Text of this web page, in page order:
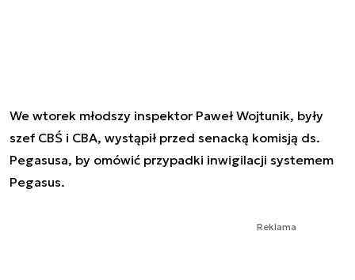
We wtorek młodszy inspektor Paweł Wojtunik, były
szef CBŚ i CBA, wystąpił przed senacką komisją ds.
Pegasusa, by omówić przypadki inwigilacji systemem
Pegasus.
Reklama